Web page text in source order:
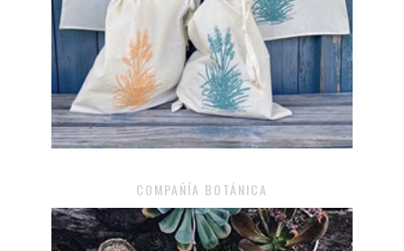
COMPAÑÍA BOTÁNICA